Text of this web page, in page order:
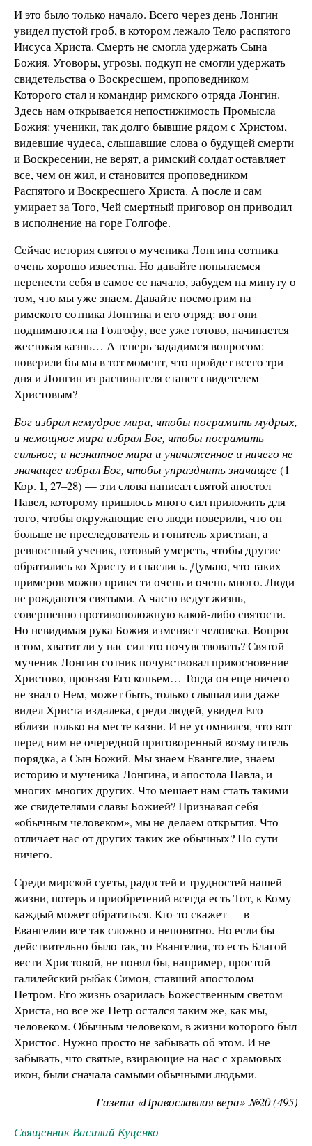
И это было только начало. Всего через день Лонгин
увидел пустой гроб, в котором лежало Тело распятого
Иисуса Христа. Смерть не смогла удержать Сына
Божия. Уговоры, угрозы, подкуп не смогли удержать
свидетельства о Воскресшем, проповедником
Которого стал и командир римского отряда Лонгин.
Здесь нам открывается непостижимость Промысла
Божия: ученики, так долго бывшие рядом с Христом,
видевшие чудеса, слышавшие слова о будущей смерти
и Воскресении, не верят, а римский солдат оставляет
все, чем он жил, и становится проповедником
Распятого и Воскресшего Христа. А после и сам
умирает за Того, Чей смертный приговор он приводил
в исполнение на горе Голгофе.
Сейчас история святого мученика Лонгина сотника
очень хорошо известна. Но давайте попытаемся
перенести себя в самое ее начало, забудем на минуту о
том, что мы уже знаем. Давайте посмотрим на
римского сотника Лонгина и его отряд: вот они
поднимаются на Голгофу, все уже готово, начинается
жестокая казнь… А теперь зададимся вопросом:
поверили бы мы в тот момент, что пройдет всего три
дня и Лонгин из распинателя станет свидетелем
Христовым?
Бог избрал немудрое мира, чтобы посрамить мудрых,
и немощное мира избрал Бог, чтобы посрамить
сильное; и незнатное мира и уничиженное и ничего не
значащее избрал Бог, чтобы упразднить значащее(1
Кор. 1, 27–28) — эти слова написал святой апостол
Павел, которому пришлось много сил приложить для
того, чтобы окружающие его люди поверили, что он
больше не преследователь и гонитель христиан, а
ревностный ученик, готовый умереть, чтобы другие
обратились ко Христу и спаслись. Думаю, что таких
примеров можно привести очень и очень много. Люди
не рождаются святыми. А часто ведут жизнь,
совершенно противоположную какой-либо святости.
Но невидимая рука Божия изменяет человека. Вопрос
в том, хватит ли у нас сил это почувствовать? Святой
мученик Лонгин сотник почувствовал прикосновение
Христово, пронзая Его копьем… Тогда он еще ничего
не знал о Нем, может быть, только слышал или даже
видел Христа издалека, среди людей, увидел Его
вблизи только на месте казни. И не усомнился, что вот
перед ним не очередной приговоренный возмутитель
порядка, а Сын Божий. Мы знаем Евангелие, знаем
историю и мученика Лонгина, и апостола Павла, и
многих-многих других. Что мешает нам стать такими
же свидетелями славы Божией? Признавая себя
«обычным человеком», мы не делаем открытия. Что
отличает нас от других таких же обычных? По сути —
ничего.
Среди мирской суеты, радостей и трудностей нашей
жизни, потерь и приобретений всегда есть Тот, к Кому
каждый может обратиться. Кто-то скажет — в
Евангелии все так сложно и непонятно. Но если бы
действительно было так, то Евангелия, то есть Благой
вести Христовой, не понял бы, например, простой
галилейский рыбак Симон, ставший апостолом
Петром. Его жизнь озарилась Божественным светом
Христа, но все же Петр остался таким же, как мы,
человеком. Обычным человеком, в жизни которого был
Христос. Нужно просто не забывать об этом. И не
забывать, что святые, взирающие на нас с храмовых
икон, были сначала самыми обычными людьми.
Газета «Православная вера» №20 (495)
Священник Василий Куценко